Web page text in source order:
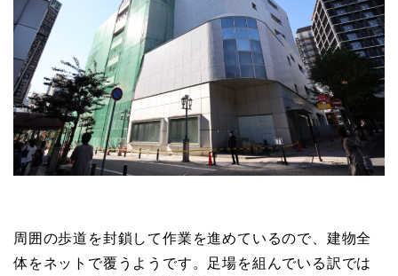
周囲の歩道を封鎖して作業を進めているので、建物全
体をネットで覆うようです。足場を組んでいる訳では